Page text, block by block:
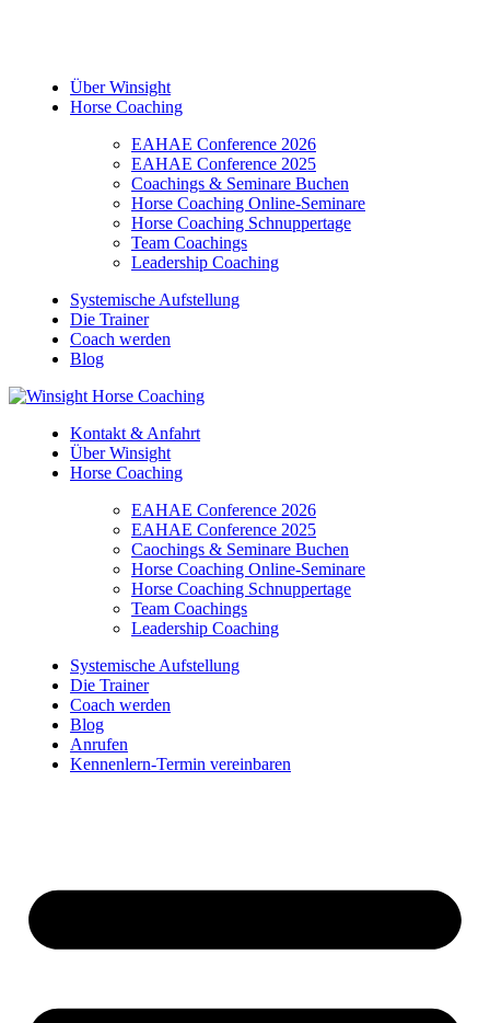
Über Winsight
Horse Coaching
EAHAE Conference 2026
EAHAE Conference 2025
Coachings & Seminare Buchen
Horse Coaching Online-Seminare
Horse Coaching Schnuppertage
Team Coachings
Leadership Coaching
Systemische Aufstellung
Die Trainer
Coach werden
Blog
Kontakt & Anfahrt
Über Winsight
Horse Coaching
EAHAE Conference 2026
EAHAE Conference 2025
Caochings & Seminare Buchen
Horse Coaching Online-Seminare
Horse Coaching Schnuppertage
Team Coachings
Leadership Coaching
Systemische Aufstellung
Die Trainer
Coach werden
Blog
Anrufen
Kennenlern-Termin vereinbaren